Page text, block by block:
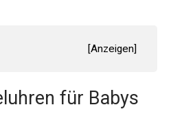
[Anzeigen]
für Babys